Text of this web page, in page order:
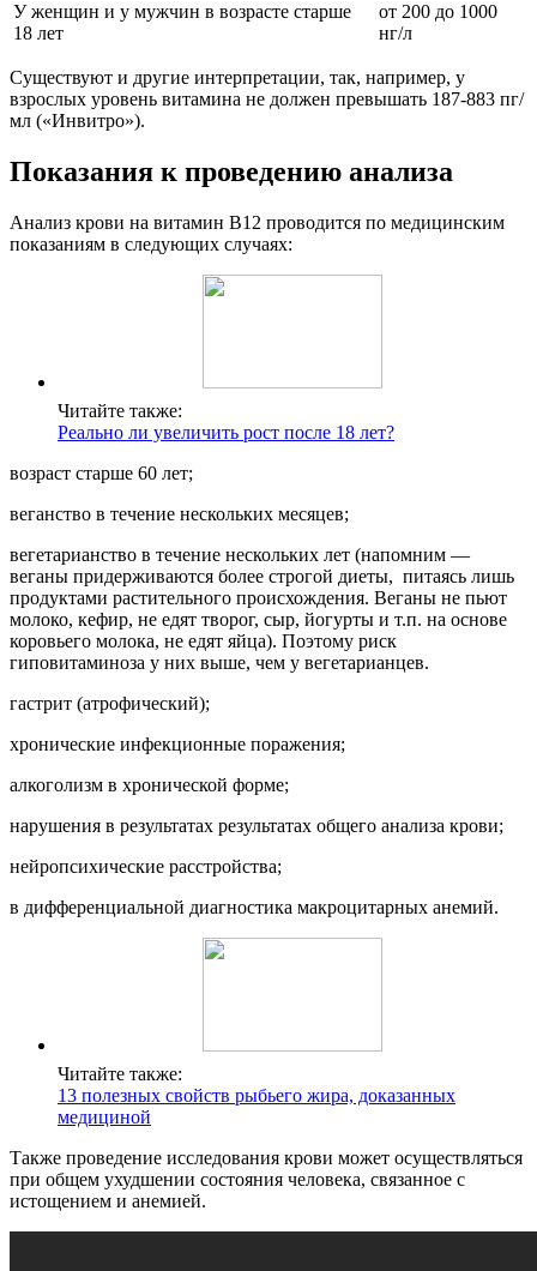
У женщин и у мужчин в возрасте старше
18 лет
от 200 до 1000
нг/л
Существуют и другие интерпретации, так, например, у
взрослых уровень витамина не должен превышать 187-883 пг/
мл («Инвитро»).
Показания к проведению анализа
Анализ крови на витамин B12 проводится по медицинским
показаниям в следующих случаях:
Читайте также:
Реально ли увеличить рост после 18 лет?
возраст старше 60 лет;
веганство в течение нескольких месяцев;
вегетарианство в течение нескольких лет (напомним —
веганы придерживаются более строгой диеты, питаясь лишь
продуктами растительного происхождения. Веганы не пьют
молоко, кефир, не едят творог, сыр, йогурты и т.п. на основе
коровьего молока, не едят яйца). Поэтому риск
гиповитаминоза у них выше, чем у вегетарианцев.
гастрит (атрофический);
хронические инфекционные поражения;
алкоголизм в хронической форме;
нарушения в результатах результатах общего анализа крови;
нейропсихические расстройства;
в дифференциальной диагностика макроцитарных анемий.
Читайте также:
13 полезных свойств рыбьего жира, доказанных
медициной
Также проведение исследования крови может осуществляться
при общем ухудшении состояния человека, связанное с
истощением и анемией.